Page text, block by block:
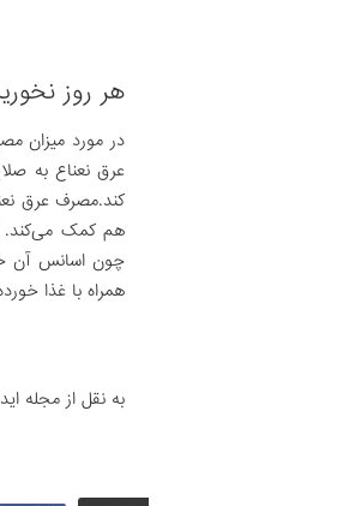
هر روز
در مورد میزان
عرق نعناع به
کند.مصرف عرق
چون اسانس آن
همراه با غذا
به نقل از مجله